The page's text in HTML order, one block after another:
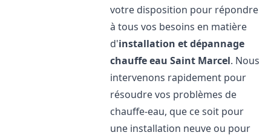
votre disposition pour répondre
à tous vos besoins en matière
d'installation et dépannage
chauffe eau Saint Marcel. Nous
intervenons rapidement pour
résoudre vos problèmes de
chauffe-eau, que ce soit pour
une installation neuve ou pour